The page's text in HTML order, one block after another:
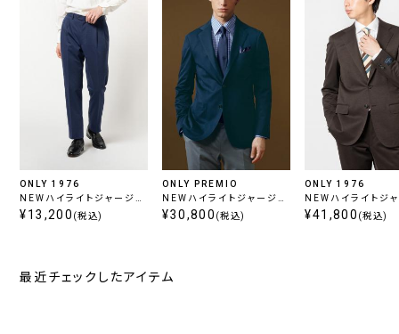
ONLY 1976
NEWハイライトジャージー
ツータックパンツ ブルー
¥13,200 (税込)
ONLY PREMIO
NEWハイライトジャージー
ネイビージャケット
¥30,800 (税込)
ONLY 1976
NEWハイライトジ
/ ブラウン
¥41,800 (税込)
最近チェックしたアイテム